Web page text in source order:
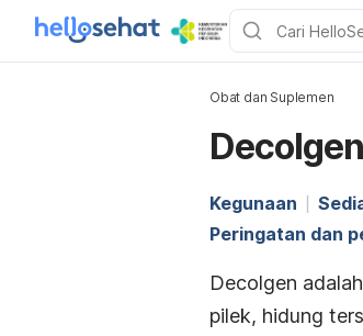
Obat dan Suplemen
Decolgen
Kegunaan
Peringatan dan
Decolgen
pilek, hidung